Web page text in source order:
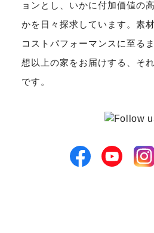
ョンとし、いかに付加価値の
かを日々探求しています。素
コストパフォーマンスに至る
想以上の家をお届けする、そ
です。